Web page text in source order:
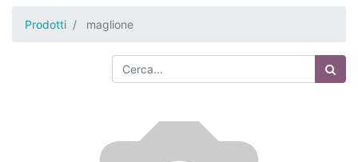
Prodotti maglione